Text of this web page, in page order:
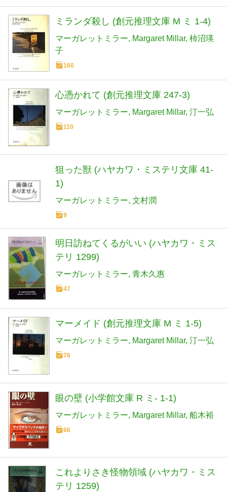
ミランダ殺し (創元推理文庫 M ミ 1-4)
マーガレットミラー Margaret Millar 柿沼瑛
子
160
心憑かれて (創元推理文庫 247-3)
マーガレットミラー Margaret Millar 汀一弘
110
狙った獣 (ハヤカワ・ミステリ文庫 41-
1)
マーガレットミラー 文村潤
9
明日訪ねてくるがいい (ハヤカワ・ミス
テリ 1299)
マーガレットミラー 青木久惠
47
マーメイド (創元推理文庫 M ミ 1-5)
マーガレットミラー Margaret Millar 汀一弘
76
眼の壁 (小学館文庫 R ミ- 1-1)
マーガレットミラー Margaret Millar 船木裕
66
これよりさき怪物領域 (ハヤカワ・ミス
テリ 1259)